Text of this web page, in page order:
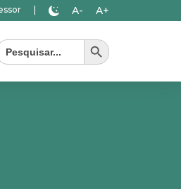
A- A+
Search Button